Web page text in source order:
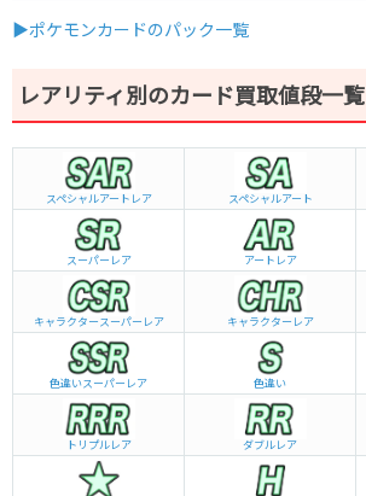
▶ポケモンカードのパック一覧
レアリティ別のカード買取値段一覧
スペシャルアートレア スペシャルアート
スーパーレア アートレア
キャラクタースーパーレア キャラクターレア
色違いスーパーレア 色違い
トリプルレア ダブルレア